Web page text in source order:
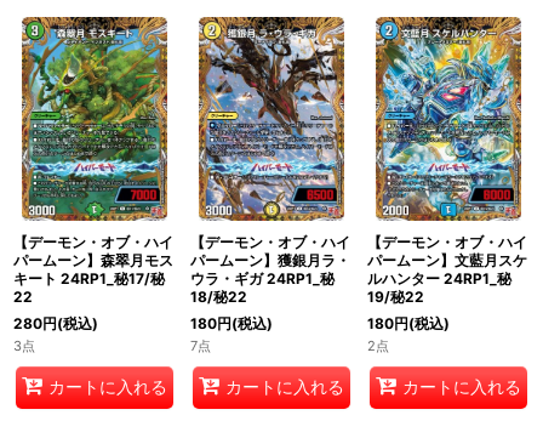
【デーモン・オブ・ハイ
パームーン】森翠月モス
キート 24RP1_秘17/秘
22
280円(税込)
3点
カートに入れる
【デーモン・オブ・ハイ
パームーン】獲銀月ラ・
ウラ・ギガ 24RP1_秘
18/秘22
180円(税込)
7点
カートに入れる
【デーモン・オブ・ハイ
パームーン】文藍月スケ
ルハンター 24RP1_秘
19/秘22
180円(税込)
2点
カートに入れる